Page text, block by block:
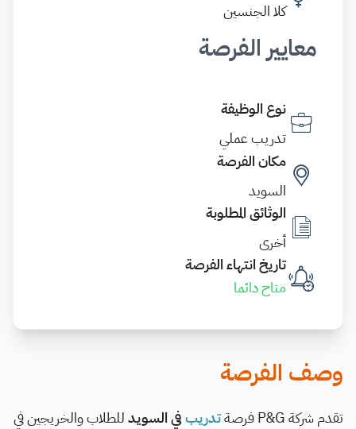
كلا الجنسين
معايير الفرصة
نوع الوظيفة
تدريب عملي
مكان الفرصة
السويد
الوثائق المطلوبة
أخرى
تاريخ انتهاء الفرصة
متاح دائما
وصف الفرصة
تقدم شركةP&Gفرصةتدريبفي السويدللطلاب والخريجين في